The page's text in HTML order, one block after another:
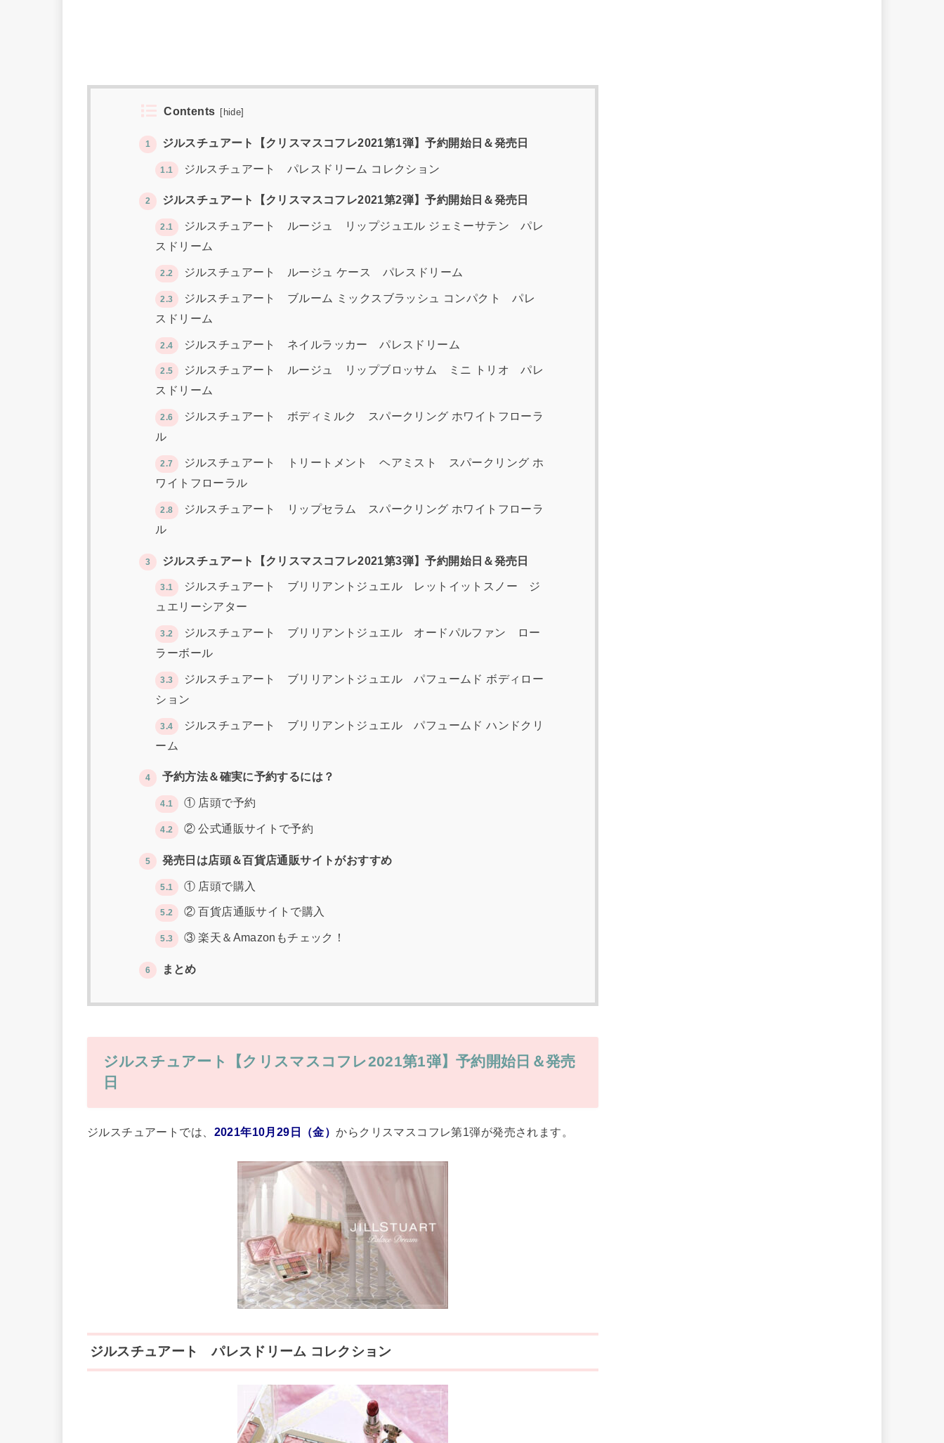
Contents hide
1 ジルスチュアート【クリスマスコフレ2021第1弾】予約開始日＆発売日
1.1 ジルスチュアート パレスドリーム コレクション
2 ジルスチュアート【クリスマスコフレ2021第2弾】予約開始日＆発売日
2.1
ジルスチュアート ルージュ リップジュエル ジェミーサテン パレ
スドリーム
2.2 ジルスチュアート ルージュ ケース パレスドリーム
2.3
ジルスチュアート ブルーム ミックスブラッシュ コンパクト パレ
スドリーム
2.4 ジルスチュアート ネイルラッカー パレスドリーム
2.5
ジルスチュアート ルージュ リップブロッサム ミニ トリオ パレ
スドリーム
2.6
ジルスチュアート ボディミルク スパークリング ホワイトフローラ
ル
2.7
ジルスチュアート トリートメント ヘアミスト スパークリング ホ
ワイトフローラル
2.8
ジルスチュアート リップセラム スパークリング ホワイトフローラ
ル
3 ジルスチュアート【クリスマスコフレ2021第3弾】予約開始日＆発売日
3.1
ジルスチュアート ブリリアントジュエル レットイットスノー ジ
ュエリーシアター
3.2
ジルスチュアート ブリリアントジュエル オードパルファン ロー
ラーボール
3.3
ジルスチュアート ブリリアントジュエル パフュームド ボディロー
ション
3.4
ジルスチュアート ブリリアントジュエル パフュームド ハンドクリ
ーム
4 予約方法＆確実に予約するには？
4.1 ① 店頭で予約
4.2 ② 公式通販サイトで予約
5 発売日は店頭＆百貨店通販サイトがおすすめ
5.1 ① 店頭で購入
5.2 ② 百貨店通販サイトで購入
5.3 ③ 楽天＆Amazonもチェック！
6 まとめ
ジルスチュアート
【クリスマスコフレ2021第1弾】予約開始日＆発売
日
ジルスチュアートでは、 2021年10月29日（金）からクリスマスコフレ第1弾が発売されます。
ジルスチュアート パレスドリーム コレクション